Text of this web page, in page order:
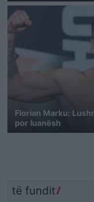
Florian Marku:
por luanësh
të fundit